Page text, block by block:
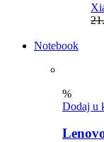
Notebook
%
Dodaj u